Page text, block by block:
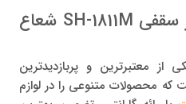
خرید چراغ خطی روکار سقفی SH-1811M شعاع
از معتبرترین و پربازدیدترین
که محصولات متنوعی را در لوازم